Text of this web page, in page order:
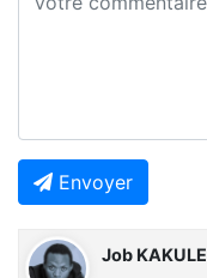
Envoyer
Job KAKULE